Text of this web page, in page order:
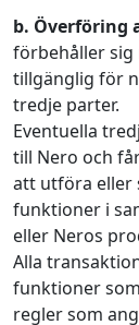
b. Överföring
förbehåller
tillgänglig för
tredje parter.
Eventuella
till Nero och
att utföra eller
funktioner i
eller Neros
Alla
funktioner
regler som